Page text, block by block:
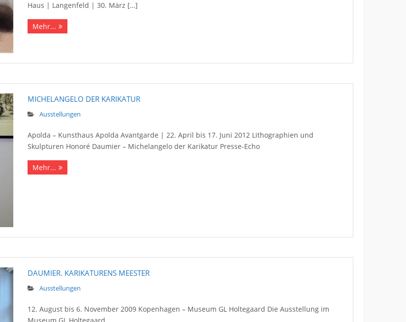
Haus | Langenfeld | 30. März […]
Mehr...
MICHELANGELO DER KARIKATUR
Ausstellungen
Apolda – Kunst­haus Apolda Avant­garde | 22. April bis 17. Juni 2012 Lithographien und
Skulpturen Honoré Daumier – Michelangelo der Karikatur Presse-Echo
Mehr...
DAUMIER. KARIKATURENS MEESTER
Ausstellungen
12. August bis 6. November 2009 Kopenhagen – Museum GL Holtegaard Die Ausstellung im